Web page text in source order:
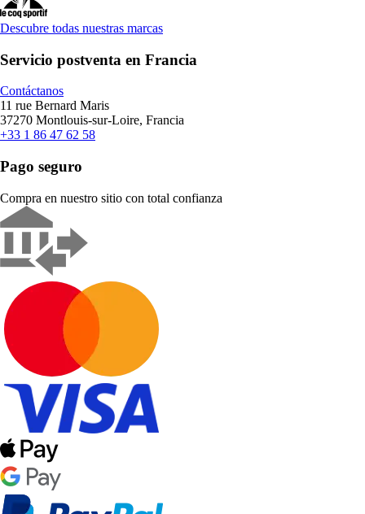
Descubre todas nuestras marcas
Servicio postventa en Francia
Contáctanos
11 rue Bernard Maris
37270 Montlouis-sur-Loire, Francia
+33 1 86 47 62 58
Pago seguro
Compra en nuestro sitio con total confianza